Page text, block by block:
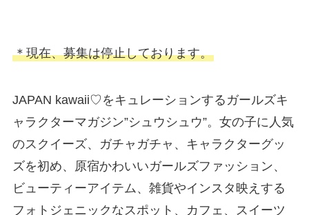
＊現在、募集は停止しております。
JAPAN kawaii♡をキュレーションするガールズキ
ャラクターマガジン”シュウシュウ”。女の子に人気
のスクイーズ、ガチャガチャ、キャラクターグッ
ズを初め、原宿かわいいガールズファッション、
ビューティーアイテム、雑貨やインスタ映えする
フォトジェニックなスポット、カフェ、スイーツ